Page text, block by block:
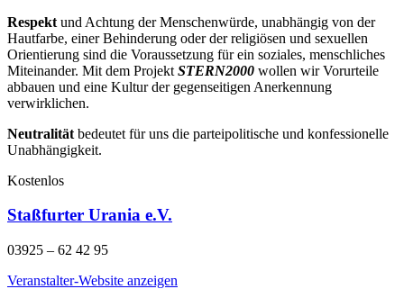
Respekt und Achtung der Menschenwürde, unabhängig von der
Hautfarbe, einer Behinderung oder der religiösen und sexuellen
Orientierung sind die Voraussetzung für ein soziales, menschliches
Miteinander. Mit dem Projekt STERN2000 wollen wir Vorurteile
abbauen und eine Kultur der gegenseitigen Anerkennung
verwirklichen.
Neutralität bedeutet für uns die parteipolitische und konfessionelle
Unabhängigkeit.
Kostenlos
Staßfurter Urania e.V.
03925 – 62 42 95
Veranstalter-Website anzeigen